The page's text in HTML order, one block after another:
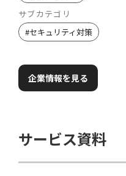
サブカテゴリ
#セキュリティ対策
企業情報を見る
サービス資料